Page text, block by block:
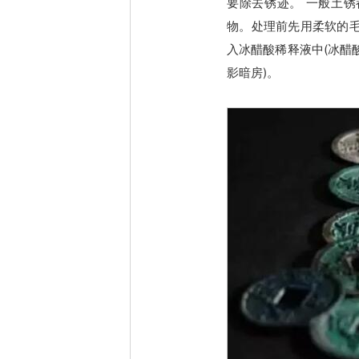
物。处理前先用柔软的
入冰醋酸稀释液中(冰醋
影暗房)。